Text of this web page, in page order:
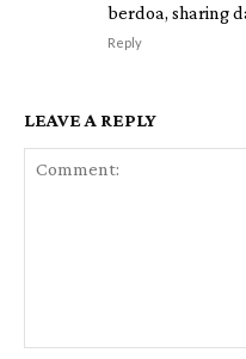
berdoa, sharing
Reply
LEAVE A REPLY